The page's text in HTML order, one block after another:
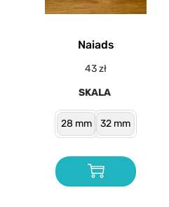
Naiads
43zł
SKALA
28 mm 32 mm